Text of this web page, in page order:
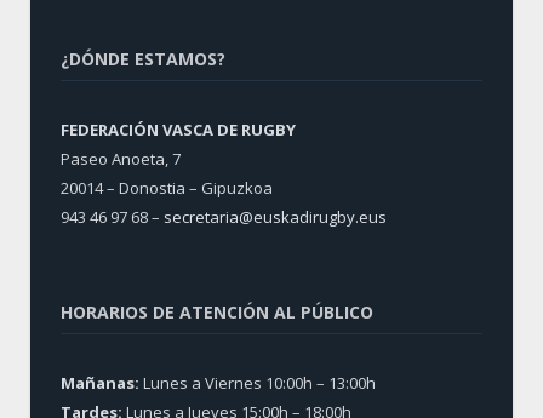
¿DÓNDE ESTAMOS?
FEDERACIÓN VASCA DE RUGBY
Paseo Anoeta, 7
20014 – Donostia – Gipuzkoa
943 46 97 68 – secretaria@euskadirugby.eus
HORARIOS DE ATENCIÓN AL PÚBLICO
Mañanas: Lunes a Viernes 10:00h – 13:00h
Tardes: Lunes a Jueves 15:00h – 18:00h